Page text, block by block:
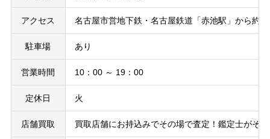
アクセス 名古屋市営地下鉄・名古屋鉄道「赤池駅」から約
駐車場 あり
営業時間 10：00 ～ 19：00
定休日 火
店舗買取 買取店舗にお持込みでその場で査定！鑑定士がそ